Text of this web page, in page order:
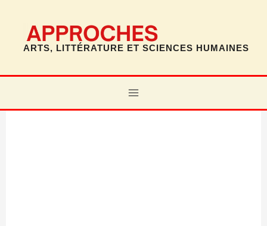
contenu
ARTS, LITTÉRATURE ET SCIENCES HUMAINES
MAIN